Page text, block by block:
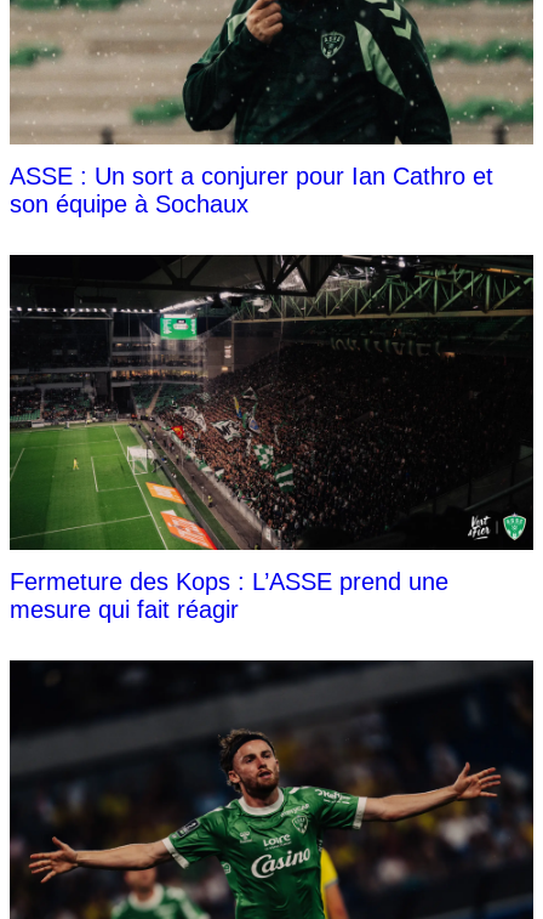
ASSE : Un sort a conjurer pour Ian Cathro et
son équipe à Sochaux
Fermeture des Kops : L’ASSE prend une
mesure qui fait réagir